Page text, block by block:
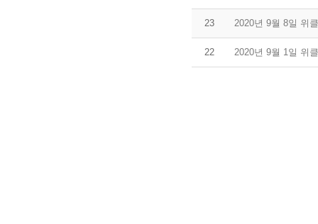
23 2020년 9월 8일 위
22 2020년 9월 1일 위